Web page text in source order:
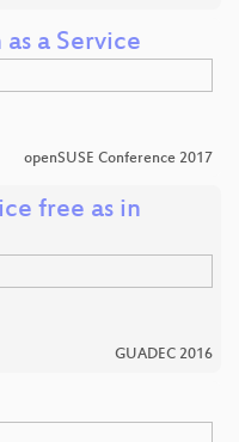
a Service
openSUSE Conference 2017
free as in
GUADEC 2016